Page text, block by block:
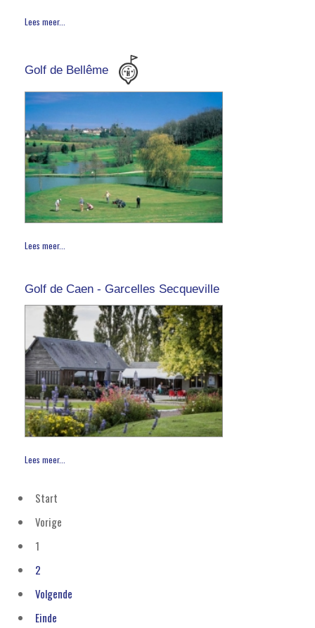
Lees meer...
Golf de Bellême
Lees meer...
Golf de Caen - Garcelles Secqueville
Lees meer...
Start
Vorige
1
2
Volgende
Einde